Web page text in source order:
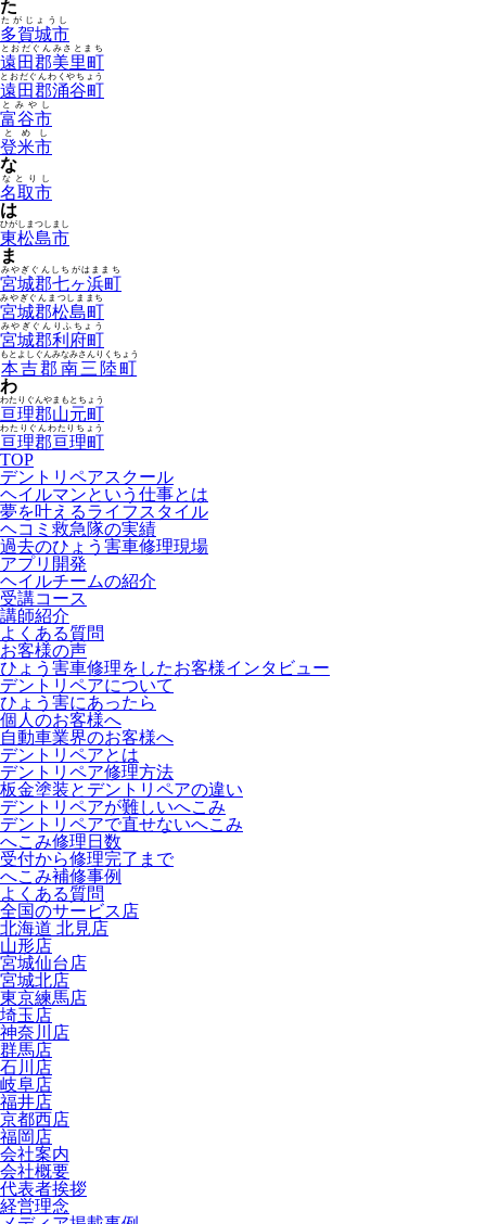
た
多賀城市
たがじょうし
遠田郡美里町
とおだぐんみさとまち
遠田郡涌谷町
とおだぐんわくやちょう
富谷市
とみやし
登米市
とめし
な
名取市
なとりし
は
東松島市
ひがしまつしまし
ま
宮城郡七ヶ浜町
みやぎぐんしちがはままち
宮城郡松島町
みやぎぐんまつしままち
宮城郡利府町
みやぎぐんりふちょう
本吉郡南三陸町
もとよしぐんみなみさんりくちょう
わ
亘理郡山元町
わたりぐんやまもとちょう
亘理郡亘理町
わたりぐんわたりちょう
TOP
デントリペアスクール
ヘイルマンという仕事とは
夢を叶えるライフスタイル
ヘコミ救急隊の実績
過去のひょう害車修理現場
アプリ開発
ヘイルチームの紹介
受講コース
講師紹介
よくある質問
お客様の声
ひょう害車修理をしたお客様インタビュー
デントリペアについて
ひょう害にあったら
個人のお客様へ
自動車業界のお客様へ
デントリペアとは
デントリペア修理方法
板金塗装とデントリペアの違い
デントリペアが難しいへこみ
デントリペアで直せないへこみ
へこみ修理日数
受付から修理完了まで
へこみ補修事例
よくある質問
全国のサービス店
北海道 北見店
山形店
宮城仙台店
宮城北店
東京練馬店
埼玉店
神奈川店
群馬店
石川店
岐阜店
福井店
京都西店
福岡店
会社案内
会社概要
代表者挨拶
経営理念